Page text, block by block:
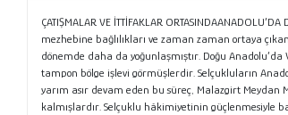
ÇATIŞMALAR VE İTTİFAKLAR
mezhebine bağlılıkları ve zaman zaman ortaya
dönemde daha da yoğunlaşmıştır. Doğu
tampon bölge işlevi görmüşlerdir. Selçukluların
yarım asır devam eden bu süreç, Malazgirt
kalmışlardır. Selçuklu hâkimiyetinin güçlenmesiyle